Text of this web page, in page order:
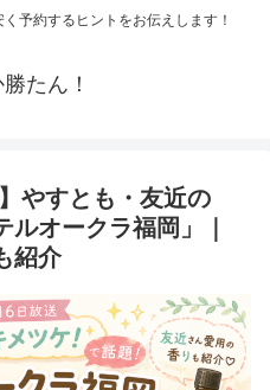
予約するヒントをお伝えします！
たん！
やすとも・友近の
オークラ福岡」｜
紹介